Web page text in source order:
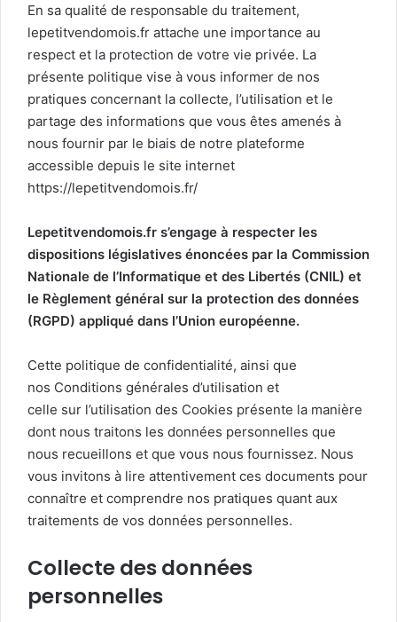
En sa qualité de responsable du traitement,
lepetitvendomois.fr attache une importance au
respect et la protection de votre vie privée. La
présente politique vise à vous informer de nos
pratiques concernant la collecte, l’utilisation et le
partage des informations que vous êtes amenés à
nous fournir par le biais de notre plateforme
accessible depuis le site internet
https://lepetitvendomois.fr/
Lepetitvendomois.fr s’engage à respecter les
dispositions législatives énoncées par la Commission
Nationale de l’Informatique et des Libertés (CNIL) et
le Règlement général sur la protection des données
(RGPD) appliqué dans l’Union européenne.
Cette politique de confidentialité, ainsi que
nos Conditions générales d’utilisation et
celle sur l’utilisation des Cookies présente la manière
dont nous traitons les données personnelles que
nous recueillons et que vous nous fournissez. Nous
vous invitons à lire attentivement ces documents pour
connaître et comprendre nos pratiques quant aux
traitements de vos données personnelles.
Collecte des données
personnelles